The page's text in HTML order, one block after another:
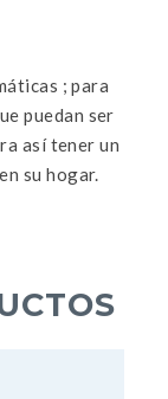
; para
puedan ser
así tener un
su hogar.